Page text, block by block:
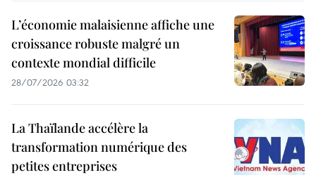
L’économie malaisienne affiche une
croissance robuste malgré un
contexte mondial difficile
28/07/2026 03:32
La Thaïlande accélère la
transformation numérique des
petites entreprises